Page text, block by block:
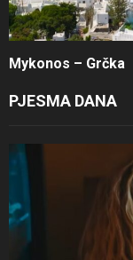
Mykonos – Grčka
PJESMA DANA